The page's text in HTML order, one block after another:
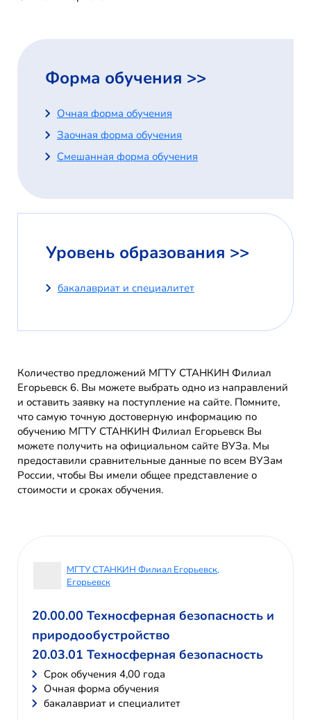
Форма обучения >>
Очная форма обучения
Заочная форма обучения
Смешанная форма обучения
Уровень образования >>
бакалавриат и специалитет
Количество предложений МГТУ СТАНКИН Филиал
Егорьевск 6. Вы можете выбрать одно из направлений
и оставить заявку на поступление на сайте. Помните,
что самую точную достоверную информацию по
обучению МГТУ СТАНКИН Филиал Егорьевск Вы
можете получить на официальном сайте ВУЗа. Мы
предоставили сравнительные данные по всем ВУЗам
России, чтобы Вы имели общее представление о
стоимости и сроках обучения.
МГТУ СТАНКИН Филиал Егорьевск,
Егорьевск
20.00.00 Техносферная безопасность и
природообустройство
20.03.01 Техносферная безопасность
Cрок обучения 4,00 года
Очная форма обучения
бакалавриат и специалитет